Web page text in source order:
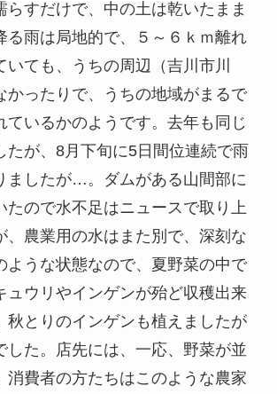
らすだけで、中の土は乾いたまま
る雨は局地的で、５～６ｋｍ離れ
いても、うちの周辺（吉川市川
かったりで、うちの地域がまるで
ているかのようです。去年も同じ
たが、8月下旬に5日間位連続で雨
ましたが…。ダムがある山間部に
たので水不足はニュースで取り上
、農業用の水はまた別で、深刻な
ような状態なので、夏野菜の中で
ュウリやインゲンが殆ど収穫出来
秋とりのインゲンも植えましたが
した。店先には、一応、野菜が並
消費者の方たちはこのような農家